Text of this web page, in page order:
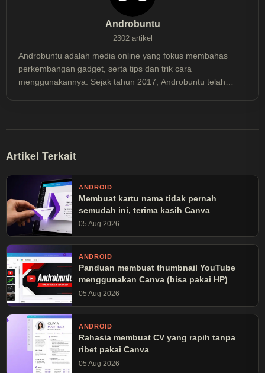
Androbuntu
2302 artikel
Androbuntu adalah media online yang fokus membahas
perkembangan gadget, serta tips dan trik cara
menggunakannya. Sejak tahun 2017, Androbuntu telah
Artikel Terkait
ANDROID
Membuat kartu nama tidak pernah
semudah ini, terima kasih Canva
05 Aug 2026
ANDROID
Panduan membuat thumbnail YouTube
menggunakan Canva (bisa pakai HP)
05 Aug 2026
ANDROID
Rahasia membuat CV yang rapih tanpa
ribet pakai Canva
05 Aug 2026